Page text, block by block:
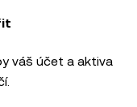
váš účet a aktiva